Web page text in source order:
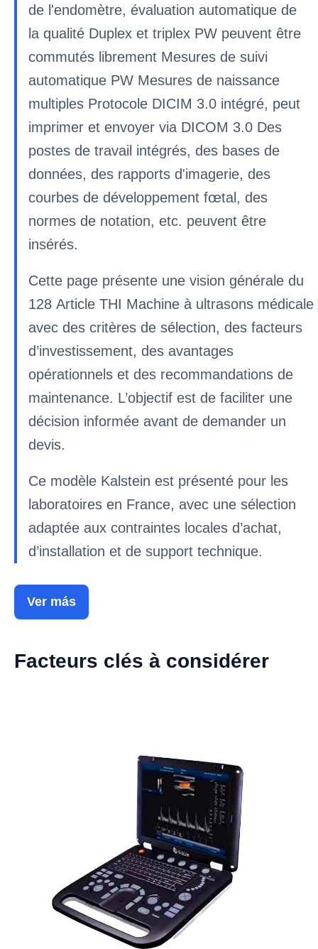
de l'endomètre, évaluation automatique de
la qualité Duplex et triplex PW peuvent être
commutés librement Mesures de suivi
automatique PW Mesures de naissance
multiples Protocole DICIM 3.0 intégré, peut
imprimer et envoyer via DICOM 3.0 Des
postes de travail intégrés, des bases de
données, des rapports d'imagerie, des
courbes de développement fœtal, des
normes de notation, etc. peuvent être
insérés.
Cette page présente une vision générale du
128 Article THI Machine à ultrasons
avec des critères de sélection, des facteurs
d’investissement, des avantages
opérationnels et des recommandations de
maintenance. L’objectif est de faciliter une
décision informée avant de demander un
devis.
Ce modèle Kalstein est présenté pour les
laboratoires en France, avec une sélection
adaptée aux contraintes locales d’achat,
d’installation et de support technique.
Ver más
Facteurs clés à considérer